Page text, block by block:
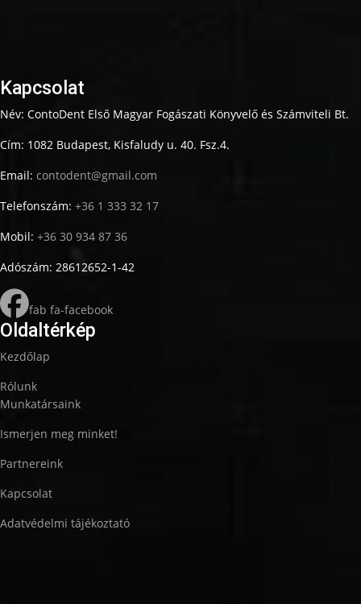
Kapcsolat
Név: ContoDent Első Magyar Fogászati Könyvelő és Számviteli Bt.
Cím: 1082 Budapest, Kisfaludy u. 40. Fsz.4.
Email: contodent@gmail.com
Telefonszám: +36 1 333 32 17
Mobil: +36 30 934 87 36
Adószám: 28612652-1-42
fab fa-facebook
Oldaltérkép
Kezdőlap
Rólunk
Munkatársaink
Ismerjen meg minket!
Partnereink
Kapcsolat
Adatvédelmi tájékoztató